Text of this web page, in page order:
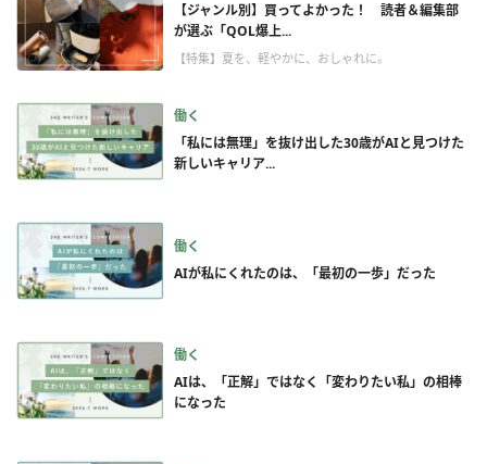
【ジャンル別】買ってよかった！ 読者＆編集部
が選ぶ「QOL爆上...
【特集】夏を、軽やかに、おしゃれに。
働く
「私には無理」を抜け出した30歳がAIと見つけた
新しいキャリア...
働く
AIが私にくれたのは、「最初の一歩」だった
働く
AIは、「正解」ではなく「変わりたい私」の相棒
になった